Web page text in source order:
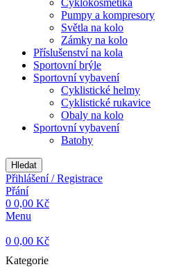
Cyklokosmetika
Pumpy a kompresory
Světla na kolo
Zámky na kolo
Příslušenství na kola
Sportovní brýle
Sportovní vybavení
Cyklistické helmy
Cyklistické rukavice
Obaly na kolo
Sportovní vybavení
Batohy
Hledat
Přihlášení / Registrace
Přání
0 0,00 Kč
Menu
0 0,00 Kč
Kategorie